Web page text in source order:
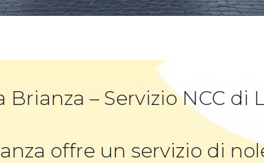
– Servizio NCC di
offre un servizio di